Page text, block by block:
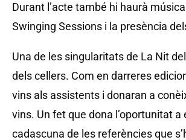
Durant l’acte també hi haurà
Swinging Sessions i la presència
Una de les singularitats de La Nit
dels cellers. Com en darreres
vins als assistents i donaran a
vins. Un fet que dona l’oportunitat
cadascuna de les referències que